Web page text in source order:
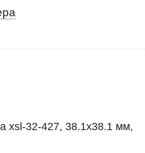
xsl-32-427, 38.1x38.1 мм,